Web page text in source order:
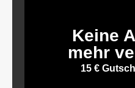
Keine
mehr
15 €